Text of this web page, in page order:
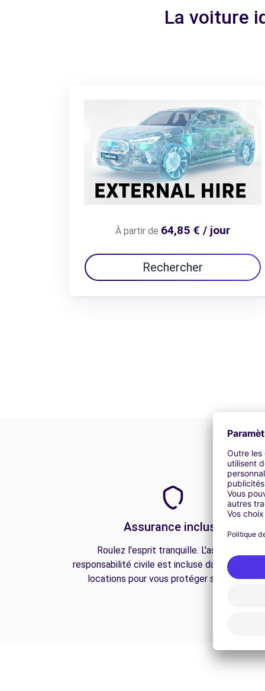
La voiture
À partir de 64,85 € / jour
Rechercher
Assurance incluse
Roulez l'esprit tranquille. L'assurance
responsabilité civile est incluse dans toutes
locations pour vous protéger sur la route.